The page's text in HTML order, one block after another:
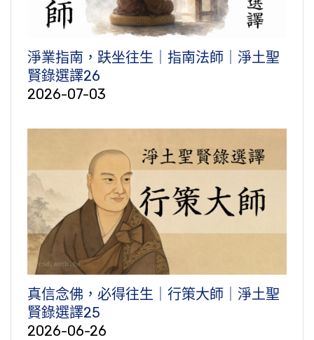
淨業指南，趺坐往生｜指南法師｜淨土聖
賢錄選譯26
2026-07-03
真信念佛，必得往生｜行策大師｜淨土聖
賢錄選譯25
2026-06-26